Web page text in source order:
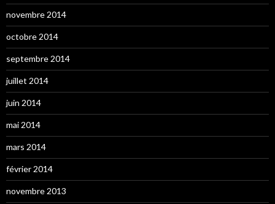
novembre 2014
octobre 2014
septembre 2014
juillet 2014
juin 2014
mai 2014
mars 2014
février 2014
novembre 2013